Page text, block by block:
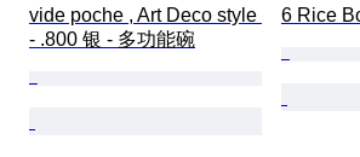
vide poche , Art Deco style
- .800 银 - 多功能碗
6 Rice